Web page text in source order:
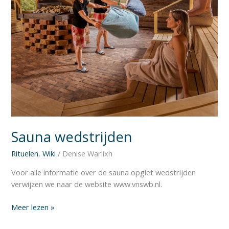
Sauna wedstrijden
Rituelen,Wiki / Denise Warlixh
Voor alle informatie over de sauna opgiet wedstrijden
verwijzen we naar de website www.vnswb.nl.
Meer lezen »